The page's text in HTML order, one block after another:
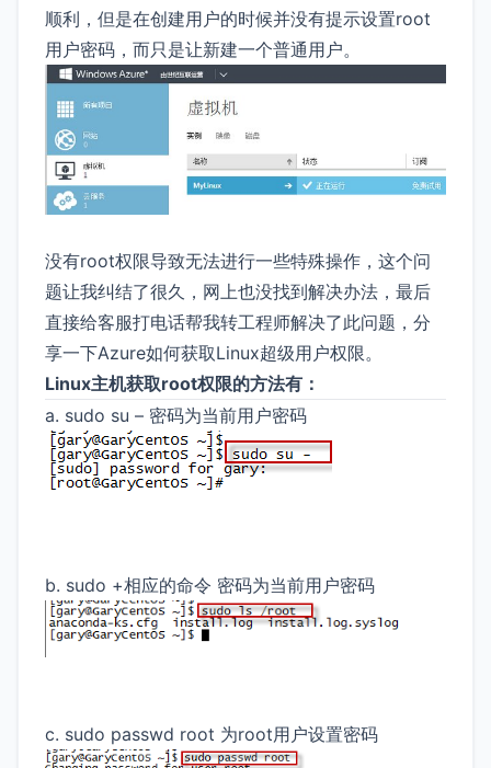
顺利，但是在创建用户的时候并没有提示设置root
用户密码，而只是让新建一个普通用户。
没有root权限导致无法进行一些特殊操作，这个问
题让我纠结了很久，网上也没找到解决办法，最后
直接给客服打电话帮我转工程师解决了此问题，分
享一下Azure如何获取Linux超级用户权限。
Linux主机获取root权限的方法有：
a. sudo su – 密码为当前用户密码
b. sudo +相应的命令 密码为当前用户密码
c. sudo passwd root 为root用户设置密码